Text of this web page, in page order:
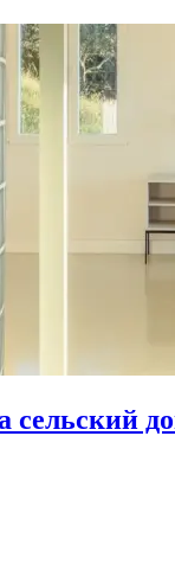
сельский